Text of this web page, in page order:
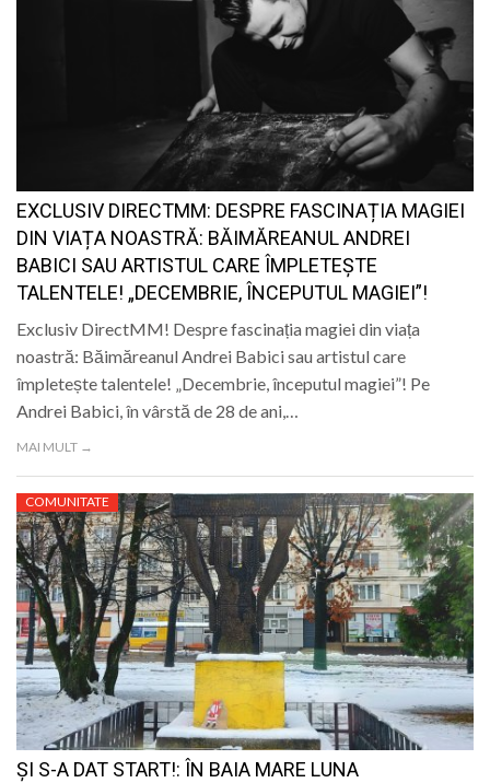
EXCLUSIV DIRECTMM: DESPRE FASCINAȚIA MAGIEI
DIN VIAȚA NOASTRĂ: BĂIMĂREANUL ANDREI
BABICI SAU ARTISTUL CARE ÎMPLETEȘTE
TALENTELE! „DECEMBRIE, ÎNCEPUTUL MAGIEI”!
Exclusiv DirectMM! Despre fascinația magiei din viața
noastră: Băimăreanul Andrei Babici sau artistul care
împletește talentele! „Decembrie, începutul magiei”! Pe
Andrei Babici, în vârstă de 28 de ani,…
MAI MULT →
COMUNITATE
ȘI S-A DAT START!: ÎN BAIA MARE LUNA